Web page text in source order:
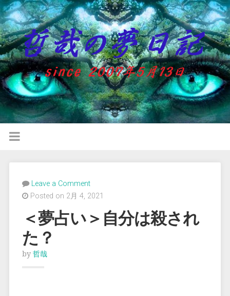
Leave a Comment
Posted on 2月 4, 2021
＜夢占い＞自分は殺され
た？
by 哲哉